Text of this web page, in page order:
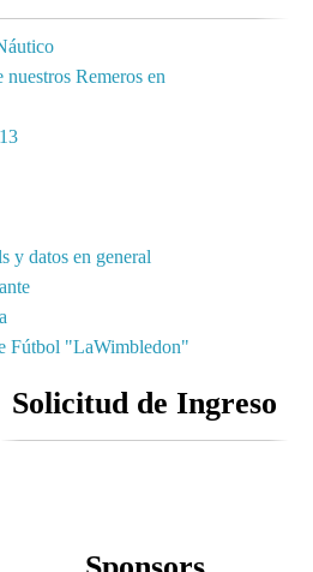
Remeros en
y datos en general
Fútbol "LaWimbledon"
Solicitud de Ingreso